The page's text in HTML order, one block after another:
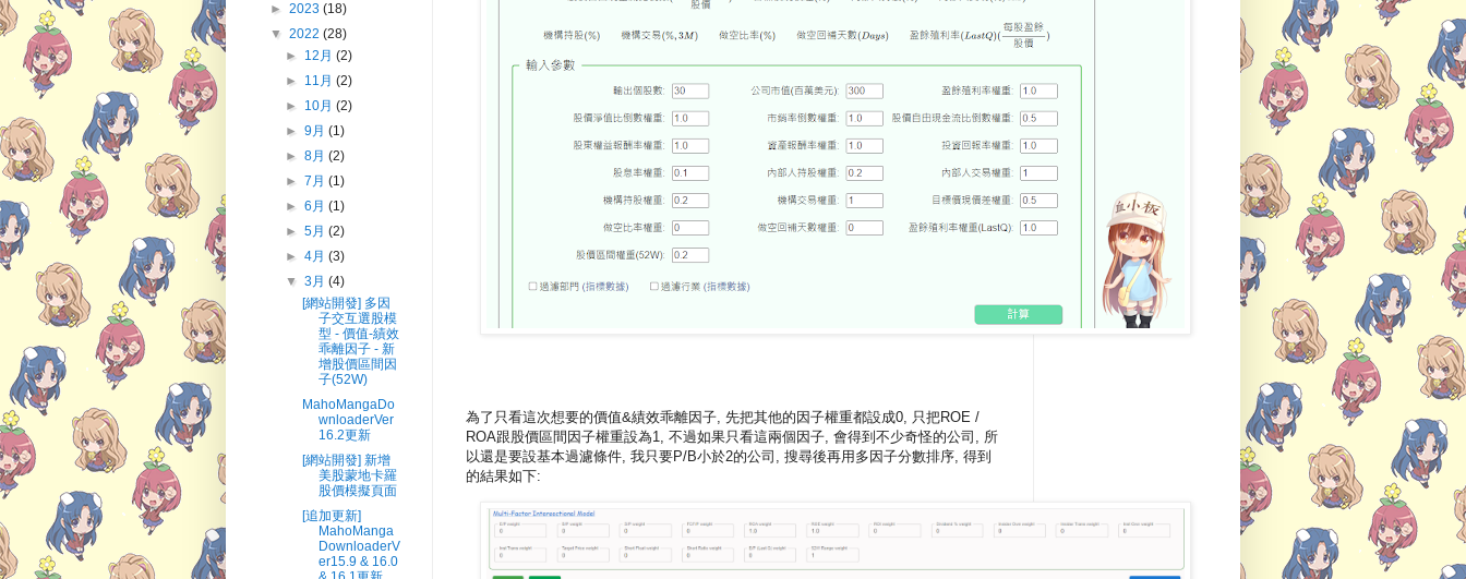
為了只看這次想要的價值&績效乖離因子, 先把其他的因子權重都設成0, 只把ROE /
ROA跟股價區間因子權重設為1, 不過如果只看這兩個因子, 會得到不少奇怪的公司, 所
以還是要設基本過濾條件, 我只要P/B小於2的公司, 搜尋後再用多因子分數排序, 得到
的結果如下:
► 2023 (18)
▼ 2022 (28)
► 12月(2)
► 11月(2)
► 10月(2)
►9月(1)
►8月(2)
►7月(1)
►6月(1)
►5月(2)
►4月(3)
▼3月(4)
[網站開發] 多因
子交互選股模
型 - 價值-績效
乖離因子 - 新
增股價區間因
子(52W)
MahoMangaDo
wnloaderVer
16.2更新
[網站開發] 新增
美股蒙地卡羅
股價模擬頁面
[追加更新]
MahoManga
DownloaderV
er15.9 & 16.0